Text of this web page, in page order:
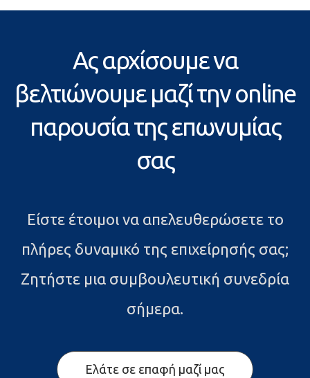
Ας αρχίσουμε να
βελτιώνουμε μαζί την online
παρουσία της επωνυμίας
σας
Είστε έτοιμοι να απελευθερώσετε το
πλήρες δυναμικό της επιχείρησής σας;
Ζητήστε μια συμβουλευτική συνεδρία
σήμερα.
Ελάτε σε επαφή μαζί μας